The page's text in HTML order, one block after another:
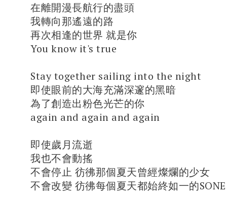
在離開漫長航行的盡頭
我轉向那遙遠的路
再次相逢的世界 就是你
You know it's true
Stay together sailing into the night
即使眼前的大海充滿深邃的黑暗
為了創造出粉色光芒的你
again and again and again
即使歲月流逝
我也不會動搖
不會停止 彷彿那個夏天曾經燦爛的少女
不會改變 彷彿每個夏天都始終如一的